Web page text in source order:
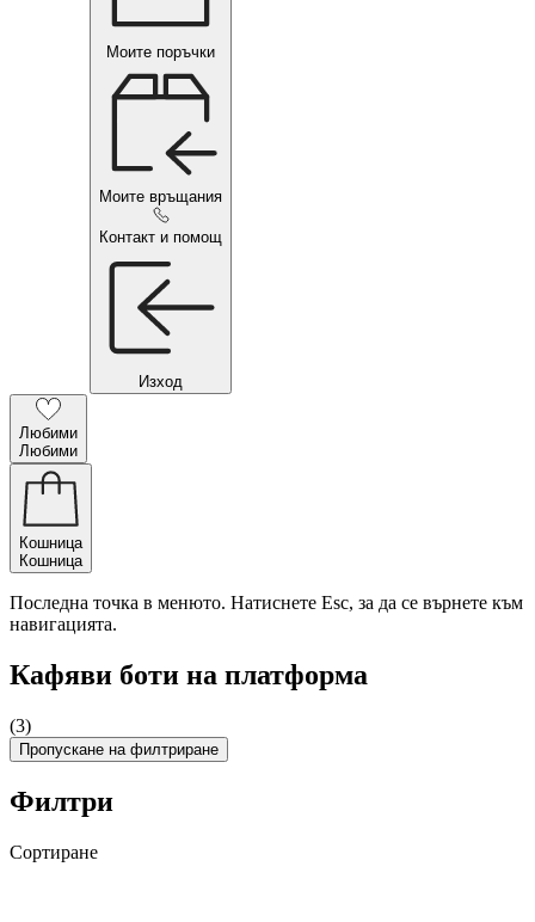
Моите поръчки
Моите връщания
Контакт и помощ
Изход
Любими
Любими
Кошница
Кошница
Последна точка в менюто. Натиснете Esc, за да се върнете към
навигацията.
Кафяви боти на платформа
(3)
Пропускане на филтриране
Филтри
Сортиране